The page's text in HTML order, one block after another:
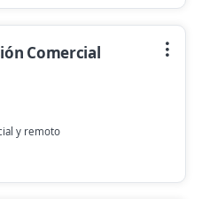
Comercial
y remoto